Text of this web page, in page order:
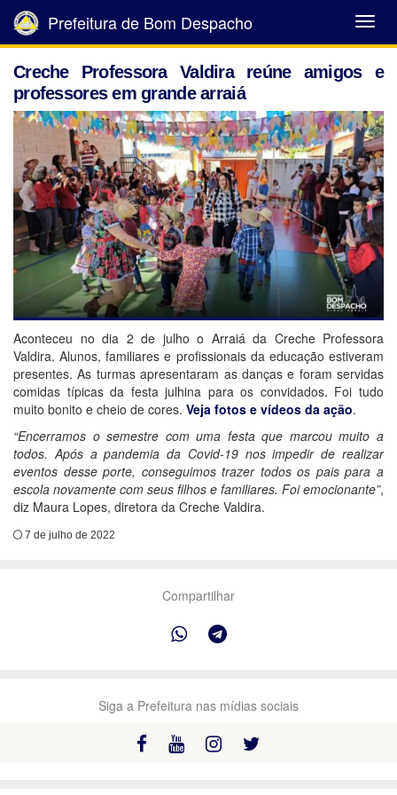
Abrir
Menu
Prefeitura de Bom Despacho
Creche Professora Valdira reúne amigos e
professores em grande arraiá
Aconteceu no dia 2 de julho o Arraiá da Creche Professora
Valdira. Alunos, familiares e profissionais da educação estiveram
presentes. As turmas apresentaram as danças e foram servidas
comidas típicas da festa julhina para os convidados. Foi tudo
muito bonito e cheio de cores. Veja fotos e vídeos da ação.
“Encerramos o semestre com uma festa que marcou muito a
todos. Após a pandemia da Covid-19 nos impedir de realizar
eventos desse porte, conseguimos trazer todos os pais para a
escola novamente com seus filhos e familiares. Foi emocionante”,
diz Maura Lopes, diretora da Creche Valdira.
7 de julho de 2022
Compartilhar
Siga a Prefeitura nas mídias sociais